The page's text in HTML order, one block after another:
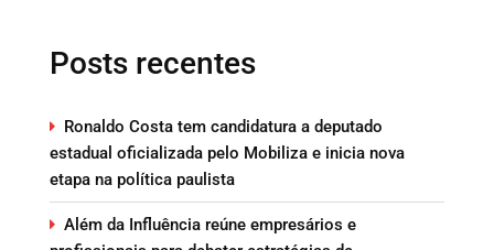
Posts recentes
Ronaldo Costa tem candidatura a deputado
estadual oficializada pelo Mobiliza e inicia nova
etapa na política paulista
Além da Influência reúne empresários e